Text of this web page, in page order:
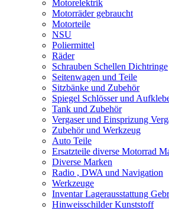
Motorelektrik
Motorräder gebraucht
Motorteile
NSU
Poliermittel
Räder
Schrauben Schellen Dichtringe
Seitenwagen und Teile
Sitzbänke und Zubehör
Spiegel Schlösser und
Tank und Zubehör
Vergaser und Einsprizung
Zubehör und Werkzeug
Auto Teile
Ersatzteile diverse Motorrad
Diverse Marken
Radio , DWA und Navigation
Werkzeuge
Inventar Lagerausstattung
Hinweisschilder Kunststoff